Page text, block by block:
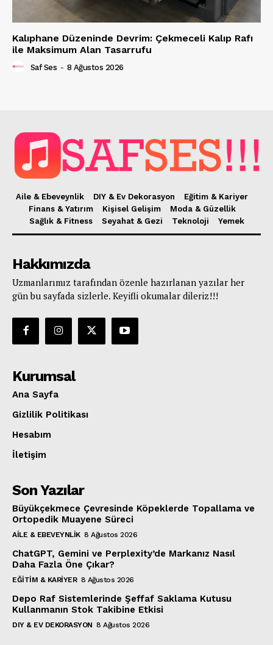
Kalıphane Düzeninde Devrim: Çekmeceli Kalıp Rafı
ile Maksimum Alan Tasarrufu
Saf Ses - 8 Ağustos 2026
Aile & Ebeveynlik DIY & Ev Dekorasyon
Eğitim & Kariyer
Finans & Yatırım
Kişisel Gelişim
Moda & Güzellik
Sağlık & Fitness
Seyahat & Gezi Teknoloji Yemek
Hakkımızda
Uzmanlarımız tarafından özenle hazırlanan yazılar her
gün bu sayfada sizlerle. Keyifli okumalar dileriz!!!
Kurumsal
Ana Sayfa
Gizlilik Politikası
Hesabım
İletişim
Son Yazılar
Büyükçekmece Çevresinde Köpeklerde Topallama ve
Ortopedik Muayene Süreci
AILE & EBEVEYNLIK 8 Ağustos 2026
ChatGPT, Gemini ve Perplexity’de Markanız Nasıl
Daha Fazla Öne Çıkar?
EĞITIM & KARIYER 8 Ağustos 2026
Depo Raf Sistemlerinde Şeffaf Saklama Kutusu
Kullanmanın Stok Takibine Etkisi
DIY & EV DEKORASYON 8 Ağustos 2026